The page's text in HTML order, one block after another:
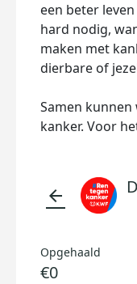
een beter
hard nodig,
maken met
dierbare of
Samen kunnen
kanker. Voor
arrow_back
Opgehaald
€0